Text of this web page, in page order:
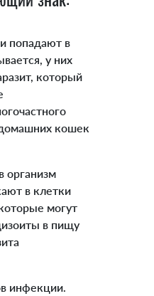
попадают в
у них
который
кошек
организм
в клетки
могут
в пищу
инфекции.